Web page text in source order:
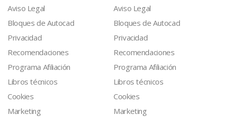
Aviso Legal
Aviso Legal
Bloques de Autocad
Bloques de Autocad
Privacidad
Privacidad
Recomendaciones
Recomendaciones
Programa Afiliación
Programa Afiliación
Libros técnicos
Libros técnicos
Cookies
Cookies
Marketing
Marketing